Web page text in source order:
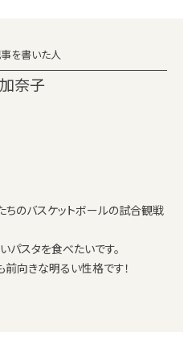
を書いた人
奈子
のバスケットボールの試合観戦
スタを食べたいです。
前向きな明るい性格です！